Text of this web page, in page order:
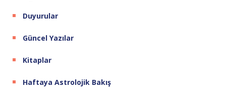
Duyurular
Güncel Yazılar
Kitaplar
Haftaya Astrolojik Bakış